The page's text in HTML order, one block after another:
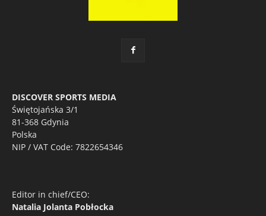
DISCOVER SPORTS MEDIA
Świętojańska 3/1
81-368 Gdynia
Polska
NIP / VAT Code: 7822654346
Editor in chief/CEO:
Natalia Jolanta Pobłocka